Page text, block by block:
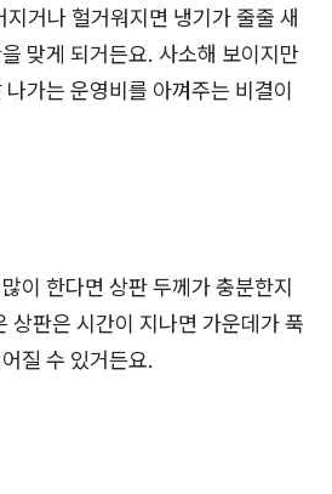
거나 헐거워지면 냉기가 줄줄 새
맞게 되거든요. 사소해 보이지만
가는 운영비를 아껴주는 비결이
이 한다면 상판 두께가 충분한지
상판은 시간이 지나면 가운데가 푹
질 수 있거든요.